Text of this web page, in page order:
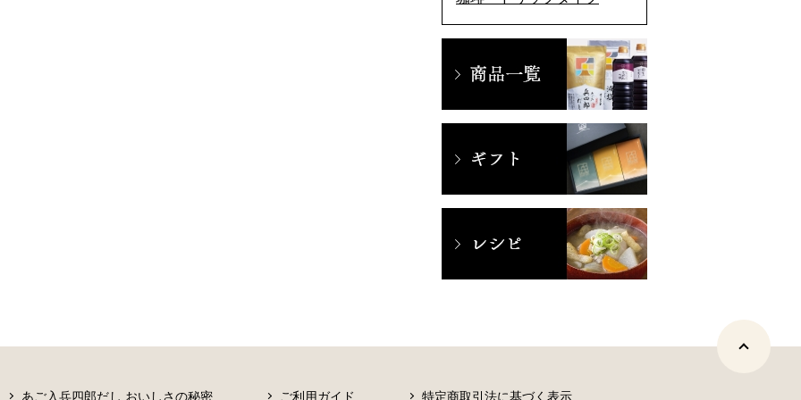
あご入兵四郎だし おいしさの秘密 ご利用ガイド 特定商取引法に基づく表示